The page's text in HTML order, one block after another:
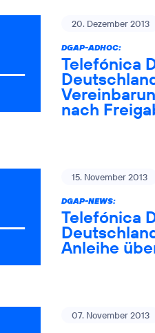
20. Dezember 2013
DGAP-ADHOC:
Telefónica
nach
15. November 2013
DGAP-NEWS:
Telefónica
Anleihe
07. November 2013